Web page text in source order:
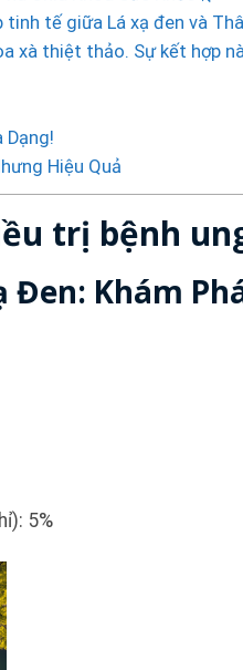
tế giữa Lá xạ đen và
xà thiệt thảo. Sự kết hợp
Dạng!
Hiệu Quả
trị bệnh
Đen: Khám
5%